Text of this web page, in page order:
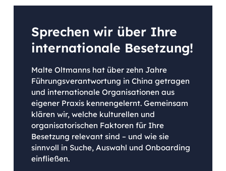
Sprechen wir über Ihre
internationale Besetzung!
Malte Oltmanns hat über zehn Jahre
Führungsverantwortung in China getragen
und internationale Organisationen aus
eigener Praxis kennengelernt. Gemeinsam
klären wir, welche kulturellen und
organisatorischen Faktoren für Ihre
Besetzung relevant sind – und wie sie
sinnvoll in Suche, Auswahl und Onboarding
einfließen.